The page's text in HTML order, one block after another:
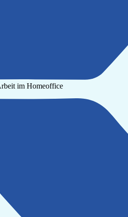
im Homeoffice